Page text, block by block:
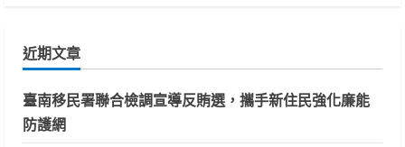
字:
近期文章
臺南移民署聯合檢調宣導反賄選，攜手新住民強化廉能
防護網